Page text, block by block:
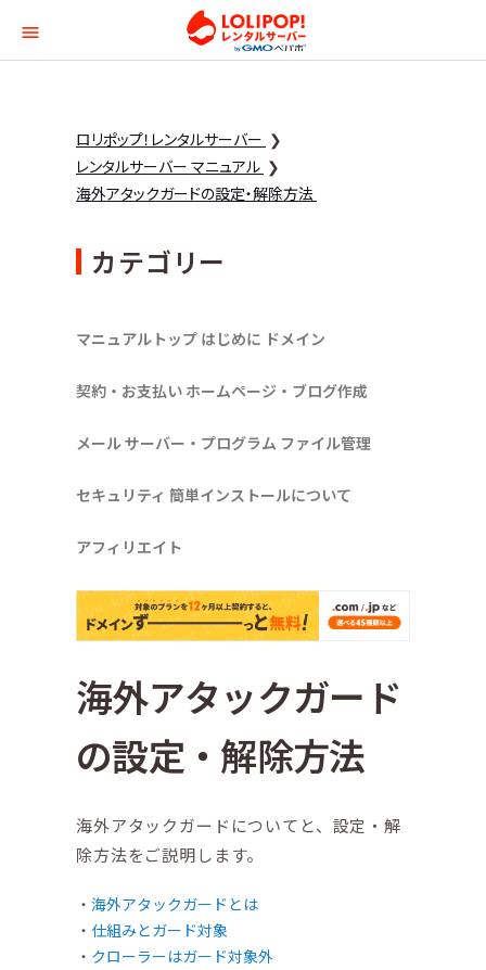
ロリポップ！レンタル
ロリポップ！レンタルサーバー
レンタルサーバー マニュアル
海外アタックガードの設定・解除方法
カテゴリー
マニュアルトップ はじめに ドメイン
契約・お支払い ホームページ・ブログ作成
メールサーバー・プログラム ファイル管理
セキュリティ 簡単インストールについて
アフィリエイト
海外アタックガード
の設定・解除方法
海外アタックガードについてと、設定・解
除方法をご説明します。
海外アタックガードとは
仕組みとガード対象
クローラーはガード対象外